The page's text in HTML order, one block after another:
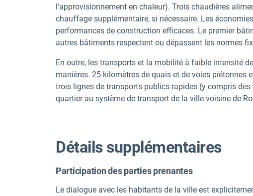
l'approvisionnement en chaleur). Trois chaudières
chauffage supplémentaire, si nécessaire. Les
performances de construction efficaces. Le premier
autres bâtiments respectent ou dépassent les normes
En outre, les transports et la mobilité à faible intensité
manières. 25 kilomètres de quais et de voies piétonnes
trois lignes de transports publics rapides (y compris
quartier au système de transport de la ville voisine de
Détails supplémentaires
Participation des parties prenantes
Le dialogue avec les habitants de la ville est